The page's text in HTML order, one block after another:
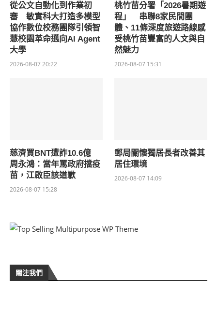
從公文自動化到作業初
審 敏實科大打造多模型
協作數位校務團隊引領智
慧校園革命邁向AI Agent
大學
2026-08-07 20:22
桃竹苗分署「2026暑期遊
程」 串聯8家民間團
體、11條深度旅遊路線感
受桃竹苗豐富的人文與自
然魅力
2026-08-07 15:31
慈濟買BNT遭詐10.6億
周永鴻：當年罵政府擋疫
苗，江啟臣該道歉
2026-08-07 15:28
郵局關懷獨居長者改善其
居住環境
2026-08-07 14:09
關注我們